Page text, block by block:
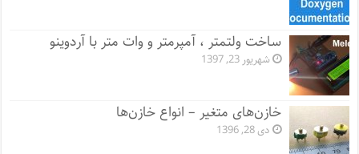
ساخت ولتمتر ، آمپرمتر و وات متر با آردوینو
شهریور 23, 1397
خازن‌های متغیر – انواع خازن‌ها
دی 28, 1396